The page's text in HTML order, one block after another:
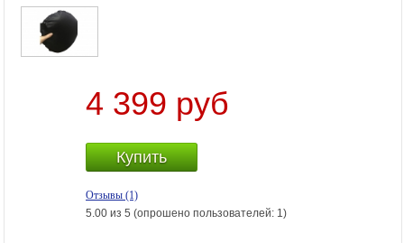
4 399 руб
Купить
Отзывы (1)
5.00 из 5 (опрошено пользователей: 1)